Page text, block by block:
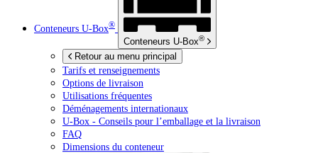
Conteneurs U-Box®
Conteneurs U-Box®
Retour au menu principal
Tarifs et renseignements
Options de livraison
Utilisations fréquentes
Déménagements internationaux
U-Box - Conseils pour l’emballage et la livraison
FAQ
Dimensions du conteneur